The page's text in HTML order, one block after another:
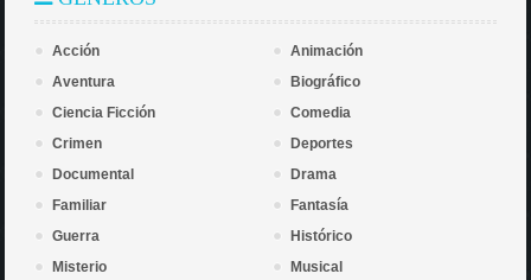
Acción
Animación
Aventura
Biográfico
Ciencia Ficción
Comedia
Crimen
Deportes
Documental
Drama
Familiar
Fantasía
Guerra
Histórico
Misterio
Musical